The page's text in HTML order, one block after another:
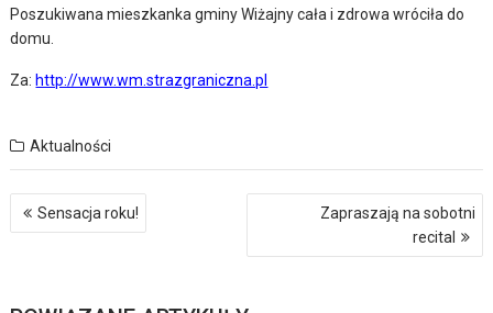
Poszukiwana mieszkanka gminy Wiżajny cała i zdrowa wróciła do
domu.
Za: http://www.wm.strazgraniczna.pl
Aktualności
Nawigacja
wpisuSensacja roku!
Zapraszają na sobotni
recital